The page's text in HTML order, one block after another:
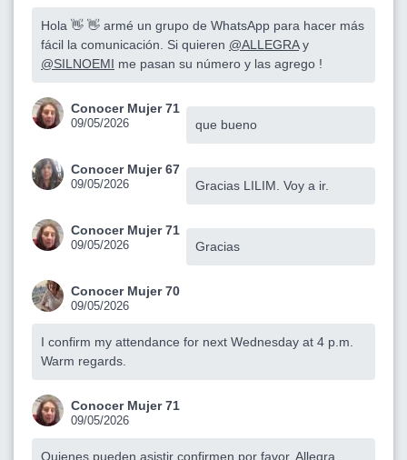
Hola 👋 👋 armé un grupo de WhatsApp para hacer más
fácil la comunicación. Si quieren @ALLEGRAy
@SILNOEMI me pasan su número y las agrego !
Conocer Mujer 71
09/05/2026 que bueno
Conocer Mujer 67
09/05/2026 Gracias LILIM. Voy a ir.
Conocer Mujer 71
09/05/2026 Gracias
Conocer Mujer 70
09/05/2026
I confirm my attendance for next Wednesday at 4 p.m.
Warm regards.
Conocer Mujer 71
09/05/2026
Quienes pueden asistir confirmen por favor. Allegra